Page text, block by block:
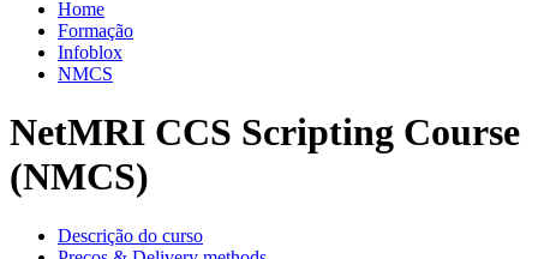
Home
Formação
Infoblox
NMCS
NetMRI CCS Scripting Course
(NMCS)
Descrição do curso